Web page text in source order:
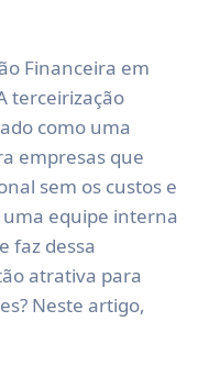
Financeira em
terceirização
como uma
empresas que
sem os custos e
equipe interna
faz dessa
atrativa para
Neste artigo,